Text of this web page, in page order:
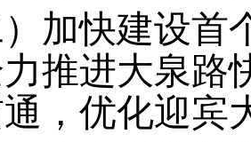
）加快建设
推进大泉路
，优化迎宾